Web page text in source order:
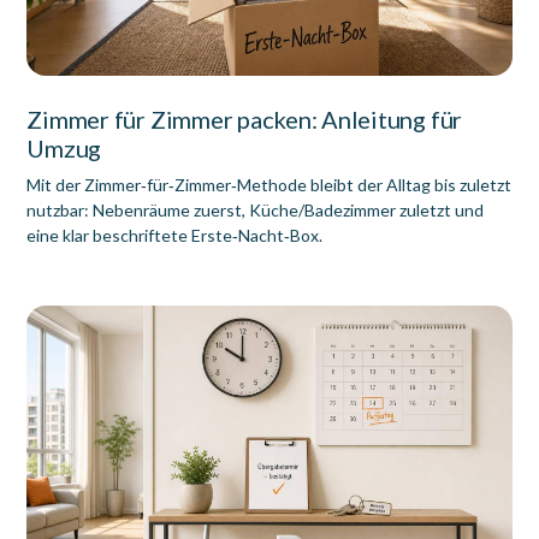
Zimmer für Zimmer packen: Anleitung für
Umzug
Mit der Zimmer‑für‑Zimmer‑Methode bleibt der Alltag bis zuletzt
nutzbar: Nebenräume zuerst, Küche/Badezimmer zuletzt und
eine klar beschriftete Erste‑Nacht‑Box.